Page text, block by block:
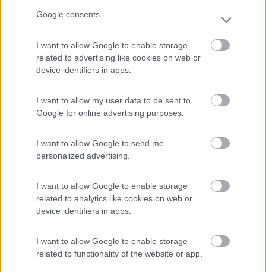
Google consents
I want to allow Google to enable storage
related to advertising like cookies on web or
device identifiers in apps.
I want to allow my user data to be sent to
Google for online advertising purposes.
I want to allow Google to send me
personalized advertising.
I want to allow Google to enable storage
related to analytics like cookies on web or
device identifiers in apps.
I want to allow Google to enable storage
related to functionality of the website or app.
Dispone di 24 piazzole
Steinfeld - 349.4km
Area di sosta (AA)